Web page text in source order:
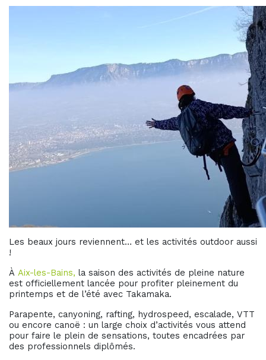
Les beaux jours reviennent… et les activités outdoor aussi
!
À Aix-les-Bains, la saison des activités de pleine nature
est officiellement lancée pour profiter pleinement du
printemps et de l’été avec Takamaka.
Parapente, canyoning, rafting, hydrospeed, escalade, VTT
ou encore canoë : un large choix d’activités vous attend
pour faire le plein de sensations, toutes encadrées par
des professionnels diplômés.